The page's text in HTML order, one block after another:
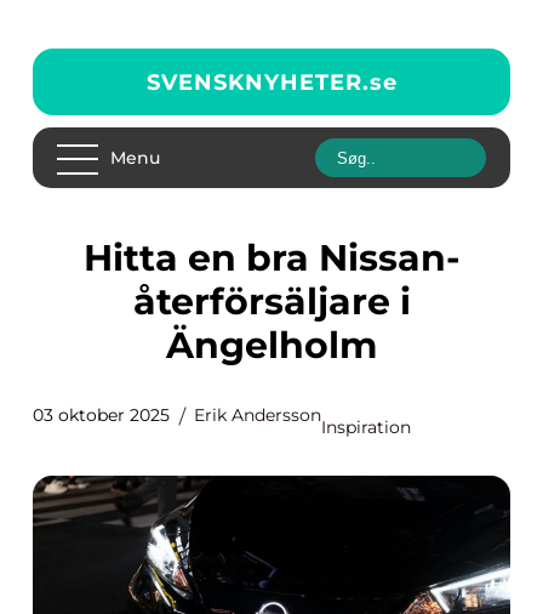
SVENSKNYHETER.se
Menu
Hitta en bra Nissan-
återförsäljare i
Ängelholm
03 oktober 2025 Erik Andersson
Inspiration